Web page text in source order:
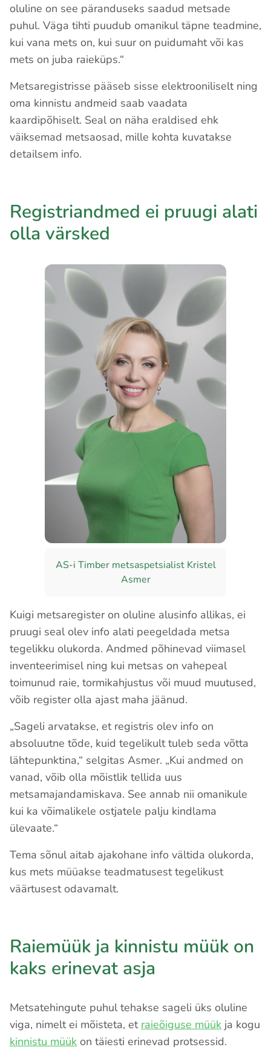
oluline on see päranduseks saadud metsade
puhul. Väga tihti puudub omanikul täpne teadmine,
kui vana mets on, kui suur on puidumaht või kas
mets on juba raieküps.“
Metsaregistrisse pääseb sisse elektrooniliselt ning
oma kinnistu andmeid saab vaadata
kaardipõhiselt. Seal on näha eraldised ehk
väiksemad metsaosad, mille kohta kuvatakse
detailsem info.
Registriandmed ei pruugi alati
olla värsked
AS-i Timber metsaspetsialist Kristel
Asmer
Kuigi metsaregister on oluline alusinfo allikas, ei
pruugi seal olev info alati peegeldada metsa
tegelikku olukorda. Andmed põhinevad viimasel
inventeerimisel ning kui metsas on vahepeal
toimunud raie, tormikahjustus või muud muutused,
võib register olla ajast maha jäänud.
„Sageli arvatakse, et registris olev info on
absoluutne tõde, kuid tegelikult tuleb seda võtta
lähtepunktina,“ selgitas Asmer. „Kui andmed on
vanad, võib olla mõistlik tellida uus
metsamajandamiskava. See annab nii omanikule
kui ka võimalikele ostjatele palju kindlama
ülevaate.“
Tema sõnul aitab ajakohane info vältida olukorda,
kus mets müüakse teadmatusest tegelikust
väärtusest odavamalt.
Raiemüük ja kinnistu müük on
kaks erinevat asja
Metsatehingute puhul tehakse sageli üks oluline
viga, nimelt ei mõisteta, et raieõiguse müük ja kogu
kinnistu müük on täiesti erinevad protsessid.